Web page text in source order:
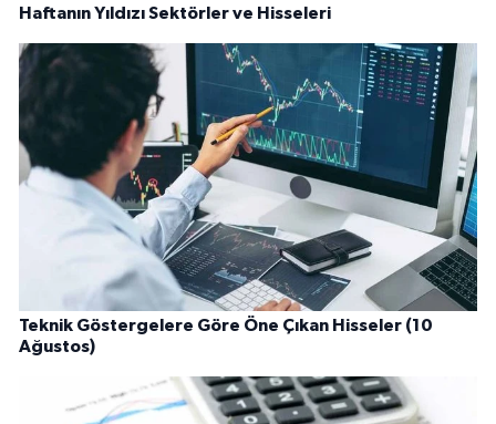
Haftanın Yıldızı Sektörler ve Hisseleri
Teknik Göstergelere Göre Öne Çıkan Hisseler (10
Ağustos)